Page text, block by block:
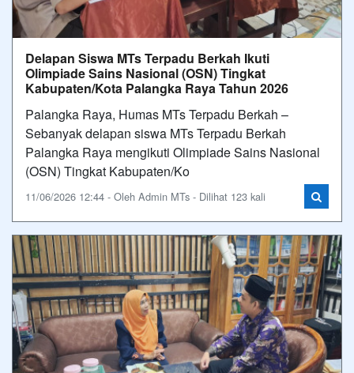
Delapan Siswa MTs Terpadu Berkah Ikuti
Olimpiade Sains Nasional (OSN) Tingkat
Kabupaten/Kota Palangka Raya Tahun 2026
Palangka Raya, Humas MTs Terpadu Berkah –
Sebanyak delapan siswa MTs Terpadu Berkah
Palangka Raya mengikuti Olimpiade Sains Nasional
(OSN) Tingkat Kabupaten/Ko
11/06/2026 12:44 - Oleh Admin MTs - Dilihat 123 kali